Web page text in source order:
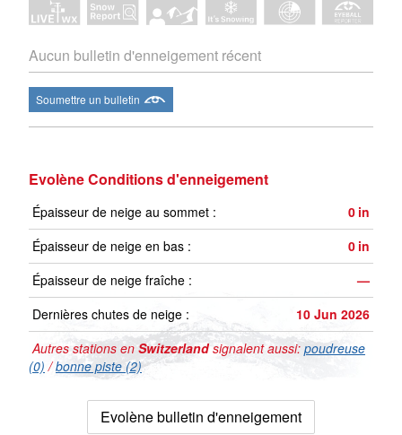
Aucun bulletin d'enneigement récent
Soumettre un bulletin
Evolène Conditions d'enneigement
Épaisseur de neige au sommet : 0 in
Épaisseur de neige en bas :
0 in
Épaisseur de neige fraîche :
—
Dernières chutes de neige :
10 Jun 2026
Autres stations en Switzerlandsignalent aussi: poudreuse
(0) /bonne piste (2)
Evolène bulletin d'enneigement